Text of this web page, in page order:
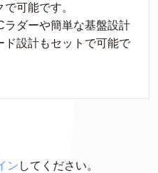
可能です。
ラダーや簡単な基盤設計
ド設計もセットで可能で
ン してください。